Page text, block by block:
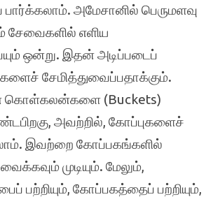
அமேசானில் பெருமளவு
சேவைகளில் எளிய
ஒன்று. இதன் அடிப்படைப்
சேமித்துவைப்பதாக்கும்.
கொள்கலன்களை (Buckets)
அவற்றில், கோப்புகளைச்
இவற்றை கோப்பகங்களில்
முடியும். மேலும்,
பற்றியும், கோப்பகத்தைப் பற்றியும்,